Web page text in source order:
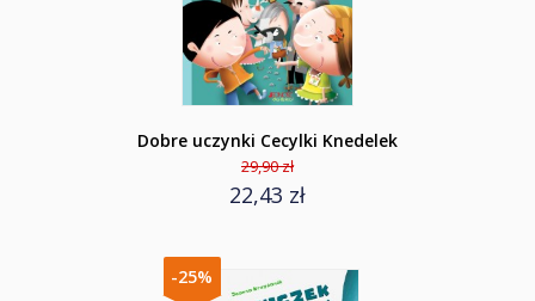
Dobre uczynki Cecylki Knedelek
29,90 zł
22,43 zł
-25%